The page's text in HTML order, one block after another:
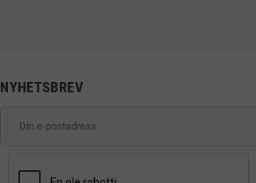
NYHETSBREV